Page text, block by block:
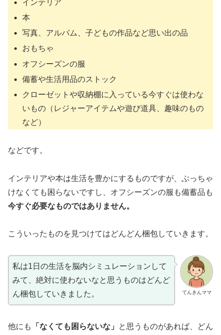
インテリア
本
写真、アルバム、子どもの作品など思い出の品
おもちゃ
オフシーズンの服
備蓄や生活用品のストック
クローゼットや収納棚に入っている今すぐは使わな
いもの（レジャーアイテムや遊び道具、趣味のもの
など）
などです。
インテリアや本は生活を豊かにするものですが、ぶっちゃ
けなくても困らないですし、オフシーズンの服も備蓄品も
今すぐ必要なものではありません。
こういったものを見つけてはどんどん梱包していきます。
てんきんママ
私は1日の生活を脳内シミュレーションして
みて、絶対に使わないなと思うものはどんど
ん梱包していきました。
他にも 「なくても困らないな」
と思うものがあれば、どん